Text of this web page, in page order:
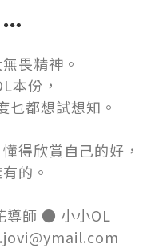
畏精神。
本份，
乜都想試想知。
得欣賞自己的好，
的。
師 ● 小小OL